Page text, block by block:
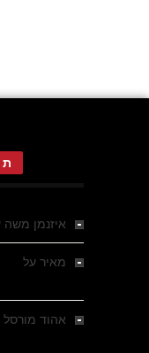
איזנמן משה
מאיר על
אהוד מורסל